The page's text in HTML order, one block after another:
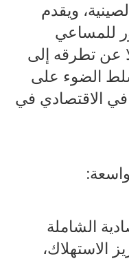
ويقدم
للمساعي
عن تطرقه إلى
الضوء على
الاقتصادي في
الشاملة
الاستهلاك،